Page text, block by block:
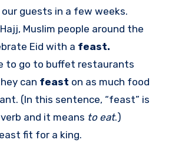
guests in a few weeks.
Muslim people around the
Eid with a feast.
to go to buffet restaurants
can feast on as much food
(In this sentence, “feast” is
and it means to eat.)
fit for a king.